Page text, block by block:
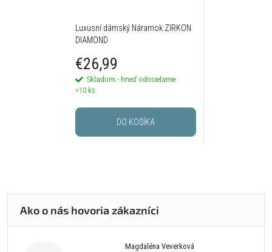
Luxusní dámský Náramok ZIRKON
DIAMOND
€26,99
Skladom - hneď odosielame
>10 ks
DO KOŠÍKA
Magdaléna Veverková